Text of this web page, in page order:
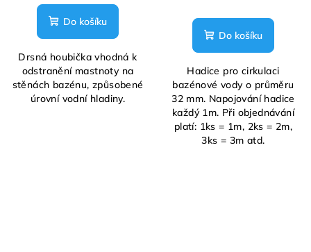
Do košíku
Drsná houbička vhodná k
odstranění mastnoty na
stěnách bazénu, způsobené
úrovní vodní hladiny.
Do košíku
Hadice pro cirkulaci
bazénové vody o průměru
32 mm. Napojování hadice
každý 1m. Při objednávání
platí: 1ks = 1m, 2ks = 2m,
3ks = 3m atd.